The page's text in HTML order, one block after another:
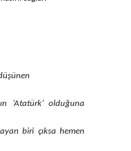
‘Atatürk’ olduğuna
biri çıksa hemen